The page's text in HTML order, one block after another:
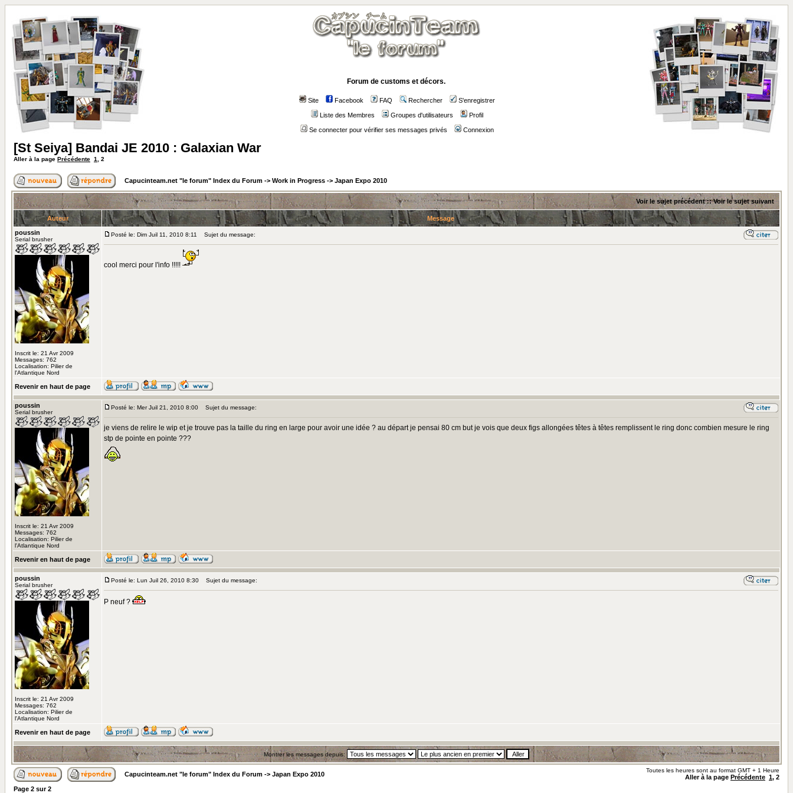
Forum de customs et décors.
Site Facebook FAQ Rechercher S'enregistrer
Liste des Membres Groupes d'utilisateurs Profil
Se connecter pour vérifier ses messages privés Connexion
[St Seiya] Bandai JE 2010 : Galaxian War
Aller à la page Précédente 1 2
Capucinteam.net "le forum" Index du Forum -> Work in Progress -> Japan Expo 2010
Voir le sujet précédent::Voir le sujet suivant
Auteur
Message
poussin
Serial brusher
Inscrit le: 21 Avr 2009
Messages: 762
Localisation: Pilier de
l'Atlantique Nord
Posté le: Dim Juil 11, 2010 8:11 Sujet du message:
cool merci pour l'info !!!!!
Revenir en haut de page
poussin
Serial brusher
Inscrit le: 21 Avr 2009
Messages: 762
Localisation: Pilier de
l'Atlantique Nord
Posté le: Mer Juil 21, 2010 8:00 Sujet du message:
je viens de relire le wip et je trouve pas la taille du ring en large pour avoir une idée ? au départ je pensai 80 cm but je vois que deux figs allongées têtes à têtes remplissent le ring donc combien mesure le ring
stp de pointe en pointe ???
Revenir en haut de page
poussin
Serial brusher
Inscrit le: 21 Avr 2009
Messages: 762
Localisation: Pilier de
l'Atlantique Nord
Posté le: Lun Juil 26, 2010 8:30 Sujet du message:
P neuf ?
Revenir en haut de page
Montrer les messages depuis:
Capucinteam.net "le forum" Index du Forum -> Japan Expo 2010
Toutes les heures sont au format GMT + 1 Heure
Aller à la page Précédente 1, 2
Page 2 sur2